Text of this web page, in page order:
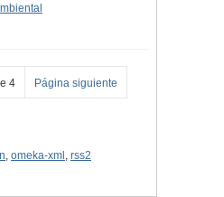
4 Página siguiente
, omeka-xml , rss2